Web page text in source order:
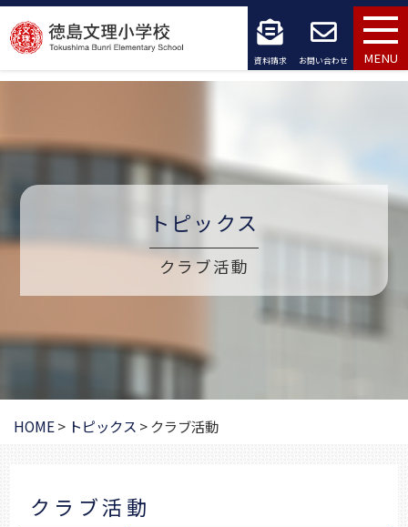
コ
ン
テ
ツ
ス
プ
資料請求 お問い合わせ MENU
トピックス
クラブ活動
HOME> トピックス > クラブ活動
クラブ活動